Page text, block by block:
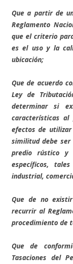
Que a partir de
Reglamento
que el criterio
es el uso y la
ubicación;
Que de acuerdo
Ley de
determinar si
características al
efectos de
similitud debe
predio rústico y
específicos,
industrial,
Que de no
recurrir al
procedimiento de
Que de
Tasaciones del